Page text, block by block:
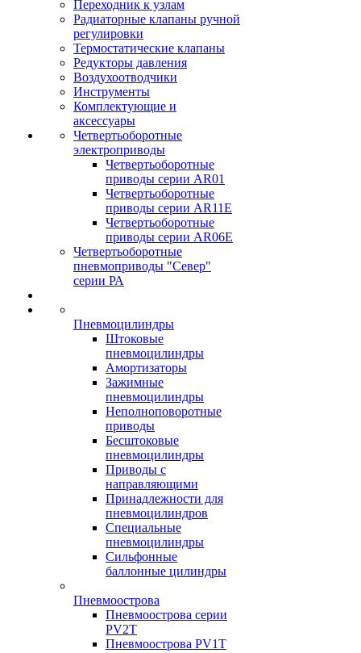
Переходник к узлам
Радиаторные клапаны ручной
регулировки
Термостатические клапаны
Редукторы давления
Воздухоотводчики
Инструменты
Комплектующие и
аксессуары
Четвертьоборотные
электроприводы
Четвертьоборотные
приводы серии AR01
Четвертьоборотные
приводы серии AR11E
Четвертьоборотные
приводы серии AR06E
Четвертьоборотные
пневмоприводы "Север"
серии РА
Пневмоцилиндры
Штоковые
пневмоцилиндры
Амортизаторы
Зажимные
пневмоцилиндры
Неполноповоротные
приводы
Бесштоковые
пневмоцилиндры
Приводы с
направляющими
Принадлежности для
пневмоцилиндров
Специальные
пневмоцилиндры
Сильфонные
баллонные цилиндры
Пневмоострова
Пневмоострова серии
PV2T
Пневмоострова PV1T